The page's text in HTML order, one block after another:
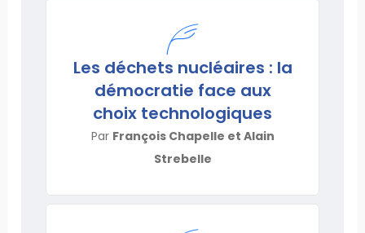
Les déchets nucléaires : la
démocratie face aux
choix technologiques
Par François Chapelle et Alain
Strebelle